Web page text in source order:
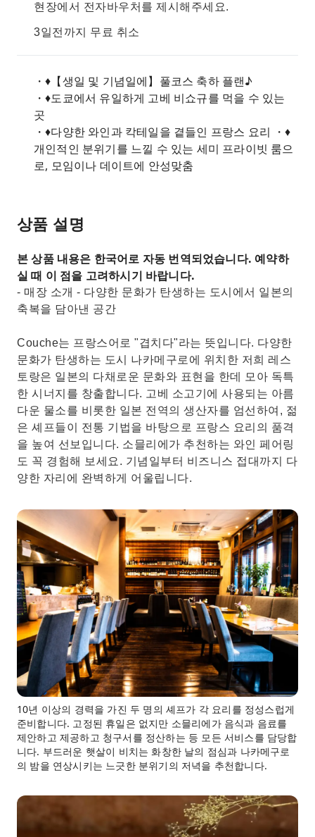
현장에서 전자바우처를 제시해주세요.
3일전까지 무료 취소
・♦︎【생일 및 기념일에】풀코스 축하 플랜♪
・♦︎도쿄에서 유일하게 고베 비쇼규를 먹을 수 있는
곳
・♦︎다양한 와인과 칵테일을 곁들인 프랑스 요리 ・♦︎
개인적인 분위기를 느낄 수 있는 세미 프라이빗 룸으
로, 모임이나 데이트에 안성맞춤
상품 설명
본 상품 내용은 한국어로 자동 번역되었습니다. 예약하
실 때 이 점을 고려하시기 바랍니다.
- 매장 소개 - 다양한 문화가 탄생하는 도시에서 일본의
축복을 담아낸 공간
Couche는 프랑스어로 "겹치다"라는 뜻입니다. 다양한
문화가 탄생하는 도시 나카메구로에 위치한 저희 레스
토랑은 일본의 다채로운 문화와 표현을 한데 모아 독특
한 시너지를 창출합니다. 고베 소고기에 사용되는 아름
다운 물소를 비롯한 일본 전역의 생산자를 엄선하여, 젊
은 셰프들이 전통 기법을 바탕으로 프랑스 요리의 품격
을 높여 선보입니다. 소믈리에가 추천하는 와인 페어링
도 꼭 경험해 보세요. 기념일부터 비즈니스 접대까지 다
양한 자리에 완벽하게 어울립니다.
10년 이상의 경력을 가진 두 명의 셰프가 각 요리를 정성스럽게
준비합니다. 고정된 휴일은 없지만 소믈리에가 음식과 음료를
제안하고 제공하고 청구서를 정산하는 등 모든 서비스를 담당합
니다. 부드러운 햇살이 비치는 화창한 날의 점심과 나카메구로
의 밤을 연상시키는 느긋한 분위기의 저녁을 추천합니다.